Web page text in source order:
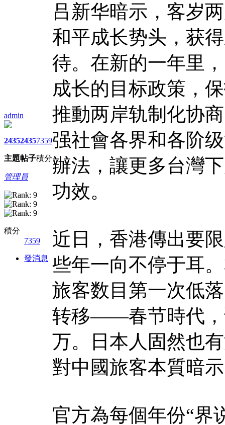
admin
2435
主題
2435
帖子
7359
積分
管理員
積分
7359
發消息
吕新华暗示，客岁
和平成长势头，获
待。在新的一年里
成长的目标政策，
推動两岸轨制化协
强社會各界和各阶
辦法，讓更多台灣
功效。
近日，香港傳出要
些年一向不停于耳
旅客数目第一次低
转移——春节時代，
万。日本人固然也
對中國旅客本質暗
官方為每個年份“界